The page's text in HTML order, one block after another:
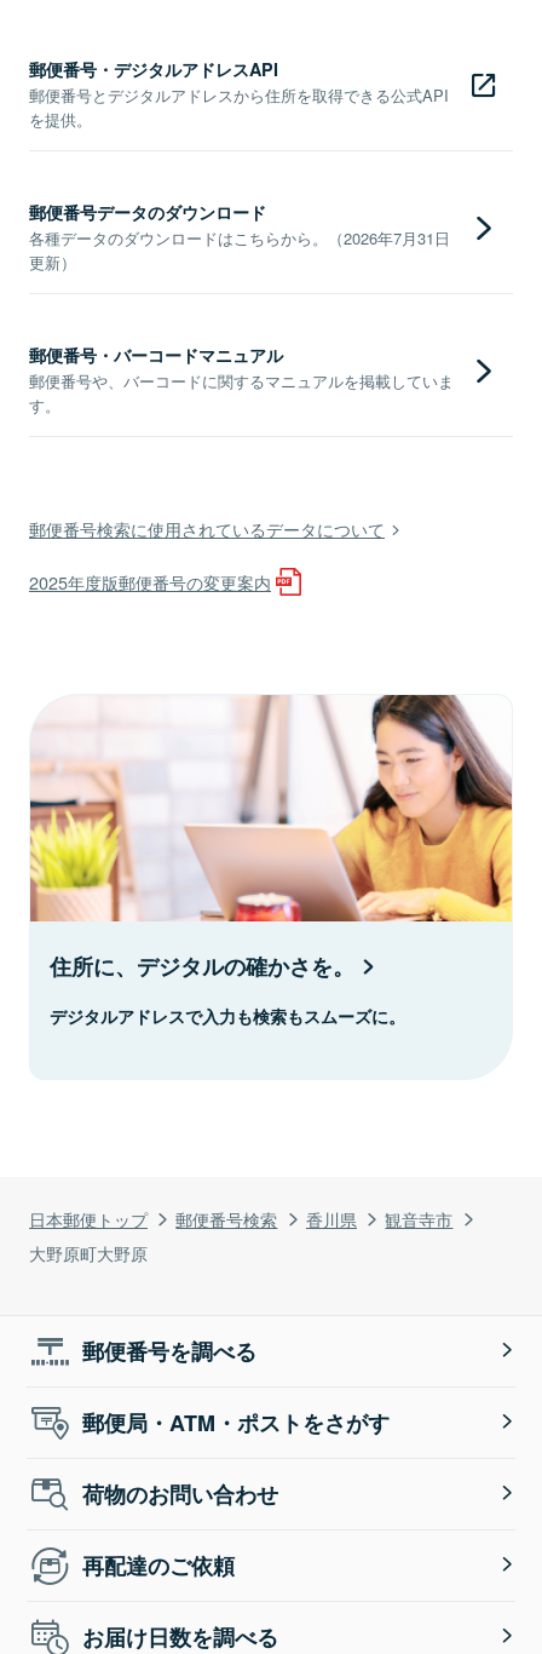
日本郵便トップ 郵便番号検索 香川県
観音寺市
大野原町大野原
郵便番号・デジタルアドレスAPI
郵便番号とデジタルアドレスから住所を取得できる公式API
を提供。
郵便番号データのダウンロード
各種データのダウンロードはこちらから。（2026年7月31日
更新）
郵便番号・バーコードマニュアル
郵便番号や、バーコードに関するマニュアルを掲載していま
す。
郵便番号検索に使用されているデータについて
2025年度版郵便番号の変更案内
住所に、デジタルの確かさを。
デジタルアドレスで入力も検索もスムーズに。
郵便番号を調べる
郵便局・ATM・ポストをさがす
荷物のお問い合わせ
再配達のご依頼
お届け日数を調べる